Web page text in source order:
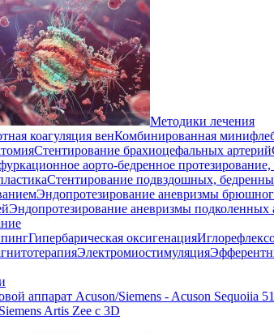
Методики лечения
коагуляция венКомбинированная
Стентирование брахиоцефальных артерий
аорто-бедренное
Стентирование подвздошных,
Эндопротезирование аневризмы
Эндопротезирование аневризмы подколенных
Гипербарическая оксигенация
Электромиостимуляция
аппарат Acuson/Siemens - Acuson Sequoiia
Artis Zee с 3D